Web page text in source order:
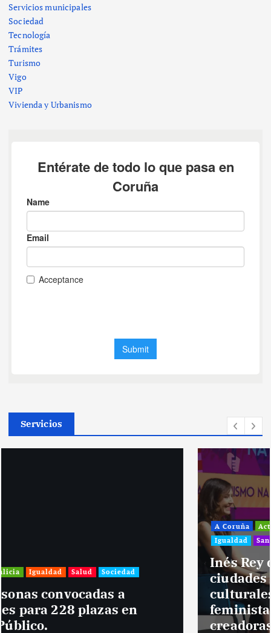
Servicios municipales
Sociedad
Tecnología
Trámites
Turismo
Vigo
VIP
Vivienda y Urbanismo
Servicios
Galicia
Inés Rey defiende el papel de las
ciudades para impulsar políticas
culturales con perspectiva
feminista y visibilizar a las mujeres
creadoras.